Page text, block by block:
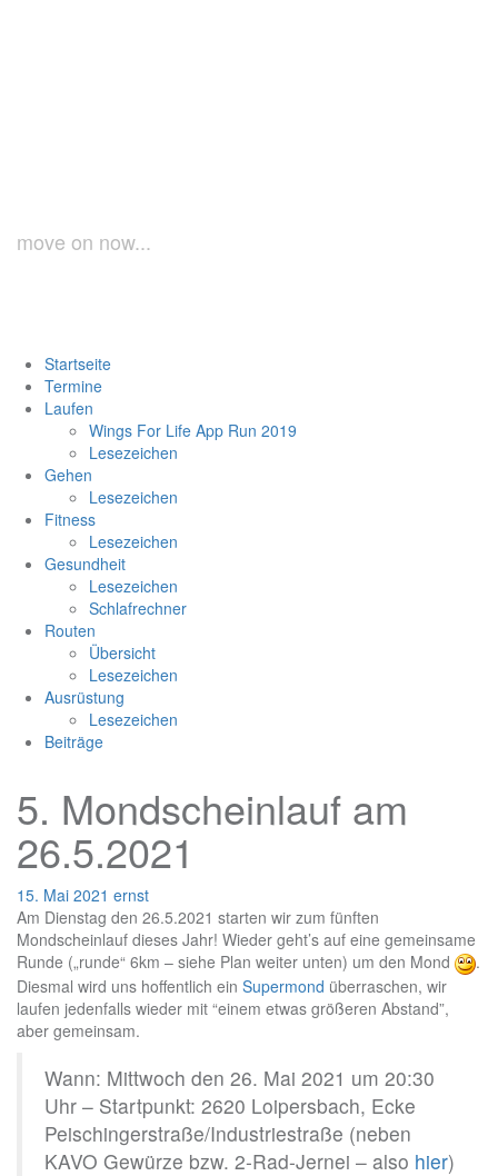
move on now...
Startseite
Termine
Laufen
Wings For Life App Run 2019
Lesezeichen
Gehen
Lesezeichen
Fitness
Lesezeichen
Gesundheit
Lesezeichen
Schlafrechner
Routen
Übersicht
Lesezeichen
Ausrüstung
Lesezeichen
Beiträge
5. Mondscheinlauf am
26.5.2021
15. Mai 2021 ernst
Am Dienstag den 26.5.2021 starten wir zum fünften
Mondscheinlauf dieses Jahr! Wieder geht’s auf eine gemeinsame
Runde („runde“ 6km – siehe Plan weiter unten) um den Mond
.
Diesmal wird uns hoffentlich ein Supermond überraschen, wir
laufen jedenfalls wieder mit “einem etwas größeren Abstand”,
aber gemeinsam.
Wann: Mittwoch den 26. Mai 2021 um 20:30
Uhr – Startpunkt: 2620 Loipersbach, Ecke
Peischingerstraße/Industriestraße (neben
KAVO Gewürze bzw. 2-Rad-Jernei – also hier)